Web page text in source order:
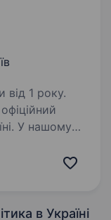
від 1 року.
У нашому
мотоцикли
в Україні